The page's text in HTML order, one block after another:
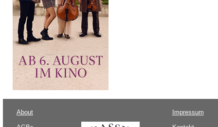
About Impressum